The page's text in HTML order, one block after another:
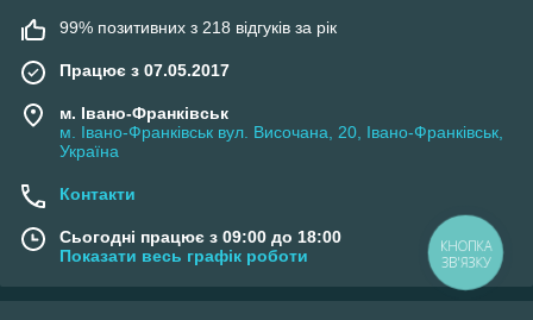
99% позитивних з 218 відгуків за рік
Працює з 07.05.2017
м. Івано-Франківськ
м. Івано-Франківськ вул. Височана, 20, Івано-Франківськ,
Україна
Контакти
Сьогодні працює з 09:00 до 18:00
Показати весь графік роботи